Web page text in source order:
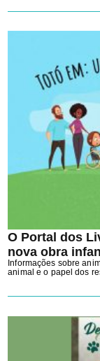
O Portal dos
nova obra
Informações sobre
animal e o papel dos